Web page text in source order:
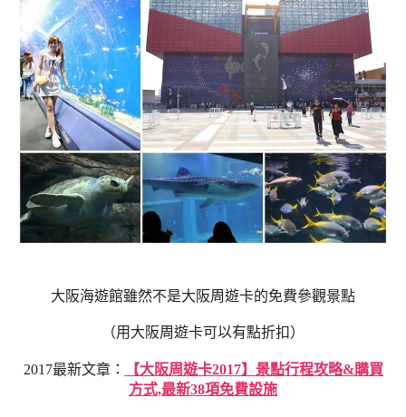
大阪海遊館雖然不是大阪周遊卡的免費參觀景點
（用大阪周遊卡可以有點折扣）
2017最新文章：
【大阪周遊卡2017】景點行程攻略&購買
方式,最新38項免費設施